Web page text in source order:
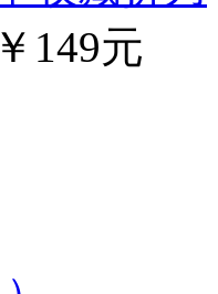
￥149元